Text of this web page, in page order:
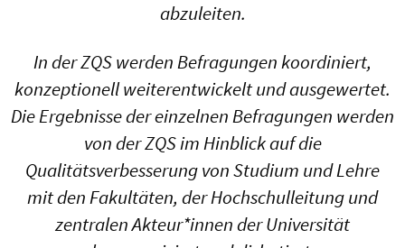
abzuleiten.
In der ZQS werden Befragungen koordiniert,
konzeptionell weiterentwickelt und ausgewertet.
Die Ergebnisse der einzelnen Befragungen werden
von der ZQS im Hinblick auf die
Qualitätsverbesserung von Studium und Lehre
mit den Fakultäten, der Hochschulleitung und
zentralen Akteur*innen der Universität